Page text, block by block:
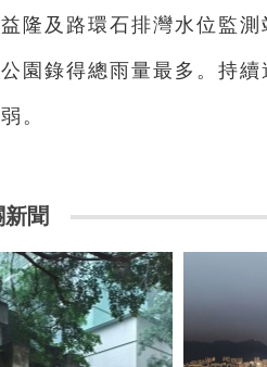
隆及路環石排灣水位監
園錄得總雨量最多。持
。
聞